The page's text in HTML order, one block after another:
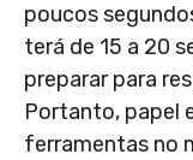
poucos
terá de 15 a 20
preparar para
Portanto, papel
ferramentas no